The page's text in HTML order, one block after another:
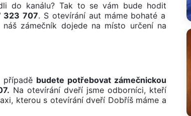
do kanálu? Tak to se vám bude hodit
323 707. S otevírání aut máme bohaté a
zámečník dojede na místo určení na
případě budete potřebovat zámečnickou
Na otevírání dveří jsme odborníci, kteří
kterou s otevírání dveří Dobříš máme a